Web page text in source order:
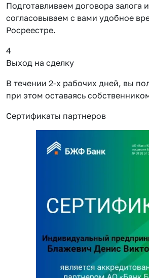
Подготавливаем договора залога
согласовываем с вами удобное
Росреестре.
4
Выход на сделку
В течении 2-х рабочих дней, вы
при этом оставаясь
Сертификаты партнеров